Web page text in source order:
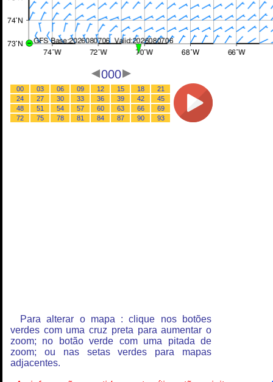
000
00 03 06 09 12 15 18
21
24
27 30 33 36 39 42
45
48
51 54 57 60 63 66
69
72
75 78 81 84 87 90 93
Para alterar o mapa : clique nos botões
verdes com uma cruz preta para aumentar o
zoom; no botão verde com uma pitada de
zoom; ou nas setas verdes para mapas
adjacentes.